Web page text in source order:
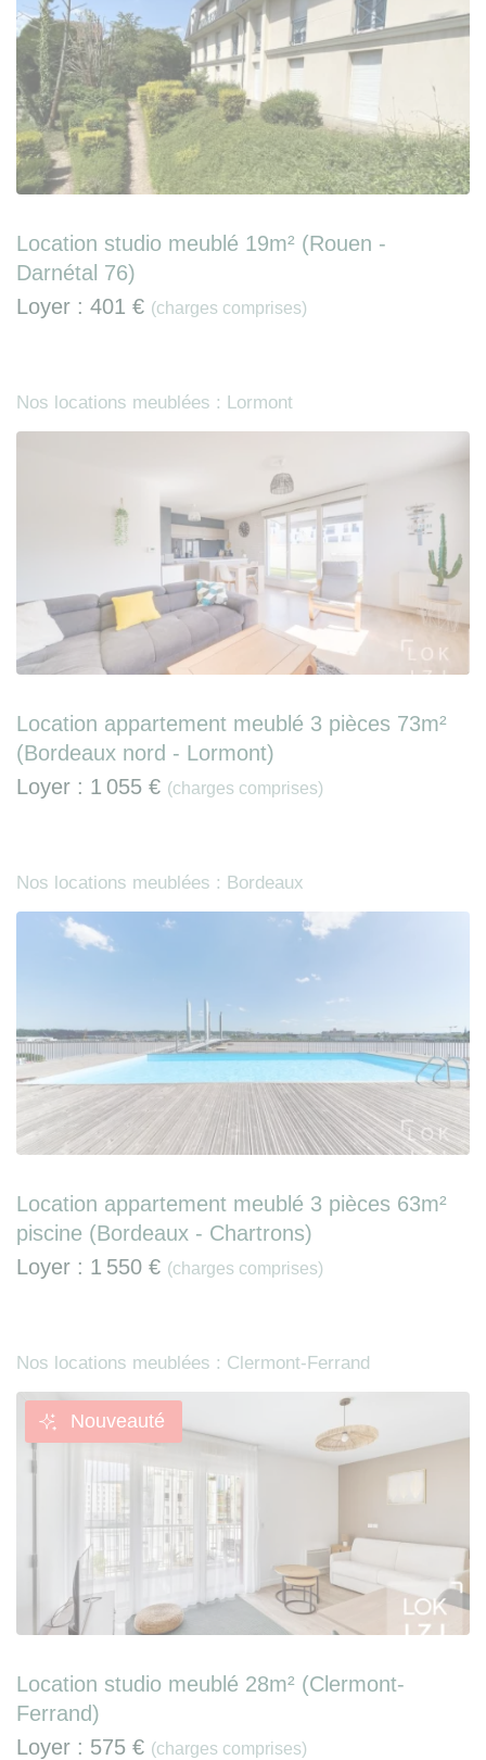
Location studio meublé 19m² (Rouen -
Darnétal 76)
Loyer : 401 € (charges comprises)
Nos locations meublées : Lormont
Location appartement meublé 3 pièces 73m²
(Bordeaux nord - Lormont)
Loyer : 1 055 € (charges comprises)
Nos locations meublées : Bordeaux
Location appartement meublé 3 pièces 63m²
piscine (Bordeaux - Chartrons)
Loyer : 1 550 € (charges comprises)
Nos locations meublées : Clermont-Ferrand
Nouveauté
Location studio meublé 28m² (Clermont-
Ferrand)
Loyer : 575 € (charges comprises)